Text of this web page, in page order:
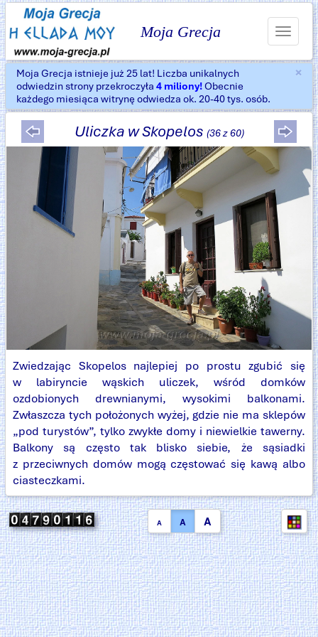
Moja Grecja
Toggle
×
Moja Grecja istnieje już 25 lat! Liczba unikalnych
odwiedzin strony przekroczyła 4 miliony!Obecnie
każdego miesiąca witrynę odwiedza ok. 20-40 tys. osób.
Uliczka w Skopelos (36 z 60)
Zwiedzając Skopelos najlepiej po prostu zgubić się
w labiryncie wąskich uliczek, wśród domków
ozdobionych drewnianymi, wysokimi balkonami.
Zwłaszcza tych położonych wyżej, gdzie nie ma sklepów
„pod turystów”, tylko zwykłe domy i niewielkie tawerny.
Balkony są często tak blisko siebie, że sąsiadki
z przeciwnych domów mogą częstować się kawą albo
ciasteczkami.
A A A